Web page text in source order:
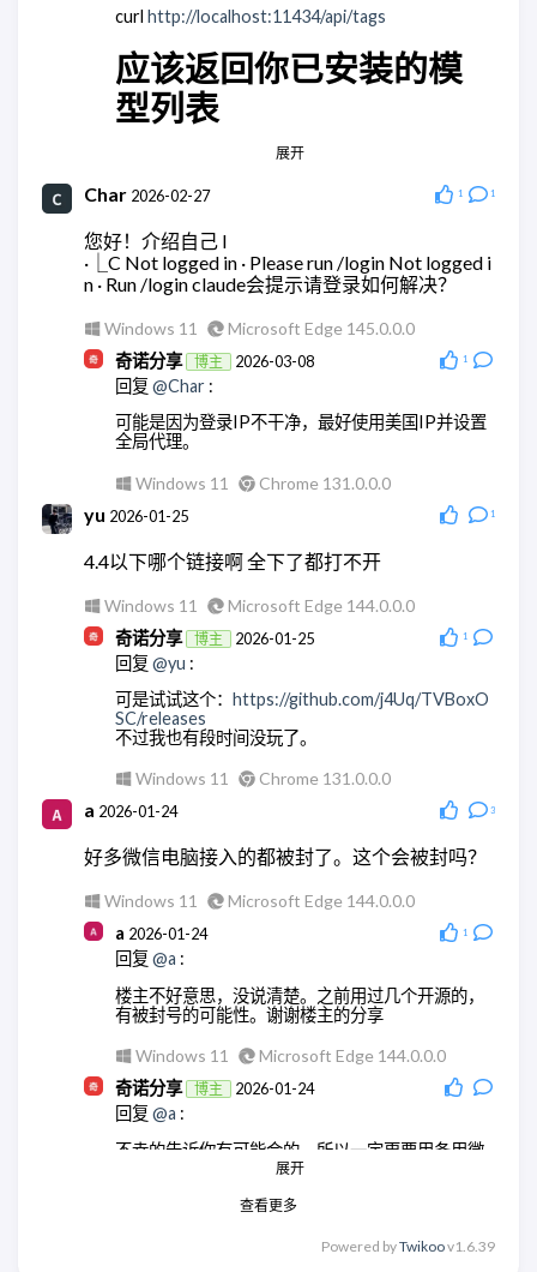
Windows 11
Microsoft Edge 148.0.0.0
奇诺分享
博主 2026-05-28
回复@wodty:
应该没有，都是集成大模型的。
回复@奇诺分享
集成没问题，但是全都跑大模型。有点贵。还是用
AstrBot api的方便点
Windows 11 Microsoft Edge 148.0.0.0
curl http://localhost:11434/api/tags
应该返回你已安装的模
型列表
Android Quince Tart
ddy2026-03-18
嗯，这里是正常的
Windows 10 Microsoft Edge 145.0.0.0
ddy2026-03-18
回复@奇诺分享 :
我重新来了一遍，现在可以了，非常感谢！！
Windows 10
Microsoft Edge 145.0.0.0
回复@ddy:
Android Quince Tart Chrome 146.0.0.0
展开
Char 2026-02-27 1 1
您好！介绍自己 l
·⎿C Not logged in · Please run /login Not logged i
n · Run /login claude会提示请登录如何解决？
Windows 11
Microsoft Edge 145.0.0.0
奇诺分享
博主 2026-03-08 1
回复 @Char :
可能是因为登录IP不干净，最好使用美国IP并设置
全局代理。
Windows 11 Chrome 131.0.0.0
yu 2026-01-25 1
4.4以下哪个链接啊 全下了都打不开
Windows 11
Microsoft Edge 144.0.0.0
奇诺分享
博主 2026-01-25 1
回复 @yu :
可是试试这个： https://github.com/j4Uq/TVBoxO
SC/releases
不过我也有段时间没玩了。
Windows 11 Chrome 131.0.0.0
a 2026-01-24 3
好多微信电脑接入的都被封了。这个会被封吗？
Windows 11
Microsoft Edge 144.0.0.0
a 2026-01-24 1
回复 @a :
楼主不好意思，没说清楚。之前用过几个开源的，
有被封号的可能性。谢谢楼主的分享
Windows 11
Microsoft Edge 144.0.0.0
奇诺分享
博主 2026-01-24
回复 @a :
不幸的告诉你有可能会的，所以一定更要用备用微
Chrome 131.0.0.0
展开
查看更多
Powered byTwikoov1.6.39